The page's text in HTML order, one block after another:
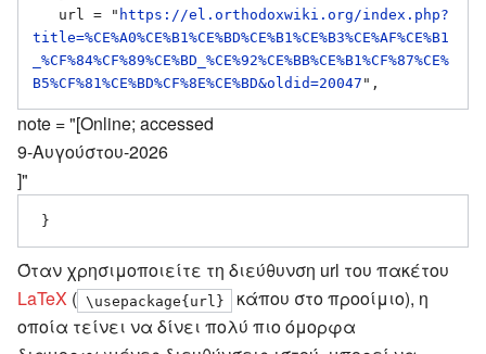
   url = "
https://el.orthodoxwiki.org/index.php?
title=%CE%A0%CE%B1%CE%BD%CE%B1%CE%B3%CE%AF%CE%B1
_%CF%84%CF%89%CE%BD_%CE%92%CE%BB%CE%B1%CF%87%CE%
B5%CF%81%CE%BD%CF%8E%CE%BD&oldid=20047
note = "[Online; accessed
9-Αυγούστου-2026
]"
Όταν χρησιμοποιείτε τη διεύθυνση url του πακέτου
LaTeX ( \usepackage{url}
κάπου στο προοίμιο), η
οποία τείνει να δίνει πολύ πιο όμορφα